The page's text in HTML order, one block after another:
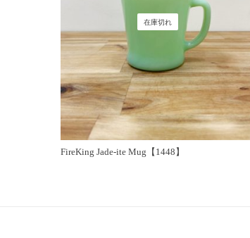
在庫切れ
FireKing Jade-ite Mug【1448】